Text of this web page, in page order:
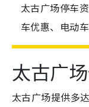
太古广场停车
车优惠、电动
太古广
太古广场提供多